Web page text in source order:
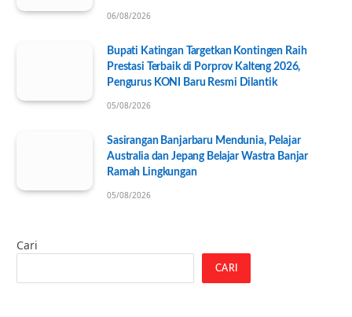
06/08/2026
Bupati Katingan Targetkan Kontingen Raih
Prestasi Terbaik di Porprov Kalteng 2026,
Pengurus KONI Baru Resmi Dilantik
05/08/2026
Sasirangan Banjarbaru Mendunia, Pelajar
Australia dan Jepang Belajar Wastra Banjar
Ramah Lingkungan
05/08/2026
Cari
CARI